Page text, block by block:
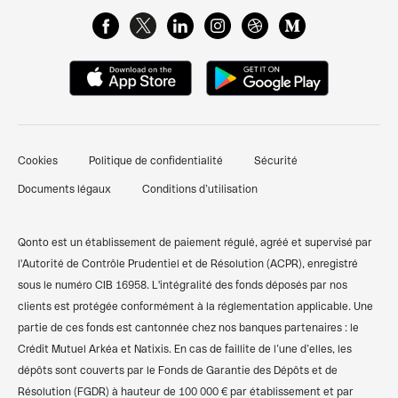
Cartes Business
Gestion des dépenses pro
Pré-comptabilité simplifiée
Financements et prêts
Compte pro auto-entrepreneur
Compte pro SASU
Compte bancaire associations
Compte pro SCI
Centre de ressources
Attestation de dépôt de capital
Comparer les banques pro
Qonto vs Shine
Codes BIC/SWIFT
Calculateur de TVA
Simulateur des frais kilométriques
FAQ & Support client
Qonto Avis
Nous contacter
Témoignages clients
Finpal - Notre communauté finance
Recommander Qonto
Plan du site
Cookies Politique de confidentialité Sécurité
Documents légaux Conditions d’utilisation
Qonto est un établissement de paiement régulé, agréé et supervisé par
l'Autorité de Contrôle Prudentiel et de Résolution (ACPR), enregistré
sous le numéro CIB 16958. L'intégralité des fonds déposés par nos
clients est protégée conformément à la réglementation applicable. Une
partie de ces fonds est cantonnée chez nos banques partenaires : le
Crédit Mutuel Arkéa et Natixis. En cas de faillite de l’une d’elles, les
dépôts sont couverts par le Fonds de Garantie des Dépôts et de
Résolution (FGDR) à hauteur de 100 000 € par établissement et par